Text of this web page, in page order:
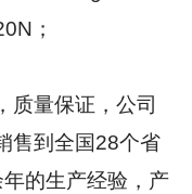
；
质量保证，公司
售到全国28个省
的生产经验，产